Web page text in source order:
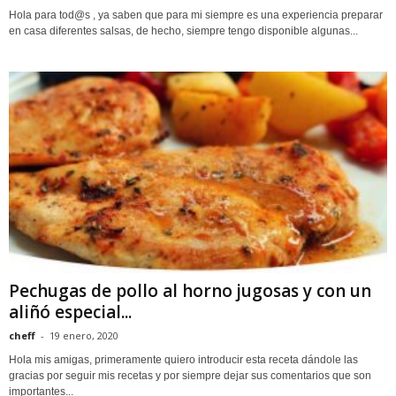
Hola para tod@s , ya saben que para mi siempre es una experiencia preparar
en casa diferentes salsas, de hecho, siempre tengo disponible algunas...
Pechugas de pollo al horno jugosas y con un
aliñó especial...
cheff - 19 enero, 2020
Hola mis amigas, primeramente quiero introducir esta receta dándole las
gracias por seguir mis recetas y por siempre dejar sus comentarios que son
importantes...